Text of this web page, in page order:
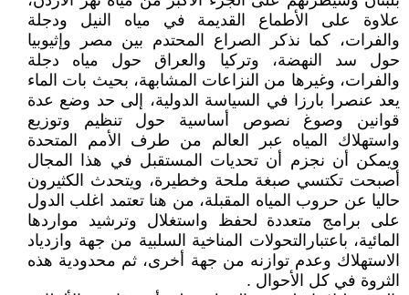
علاوة على الأطماع القديمة في مياه النيل ودجلة
والفرات، كما نذكر الصراع المحتدم بين مصر وإثيوبيا
حول سد النهضة، وتركيا والعراق حول مياه دجلة
والفرات، وغيرها من النزاعات المشابهة، بحيث بات الماء
يعد عنصرا بارزا في السياسة الدولية، إلى حد وضع عدة
قوانين وصوغ نصوص أساسية حول تنظيم وتوزيع
واستهلاك المياه عبر العالم من طرف الأمم المتحدة
ويمكن أن نجزم أن تحديات المستقبل في هذا المجال
أصبحت تكتسي صبغة ملحة وخطيرة، ويتحدث الكثيرون
حاليا عن حروب المياه المقبلة، من هنا تعتمد اغلب الدول
على برامج متعددة لحفظ واستغلال وترشيد مواردها
المائية، باعتبارالتحولات المناخية السلبية من جهة وازدياد
الاستهلاك وعدم توازنه من جهة أخرى، ثم محدودية هذه
الثروة في كل الأحوال .